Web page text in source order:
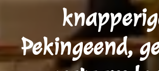
Pekingeend,